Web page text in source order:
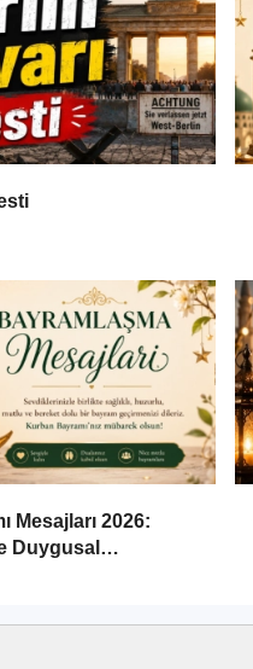
Mesajları 2026:
Duygusal